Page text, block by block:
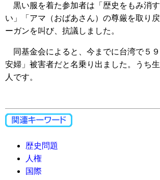
黒い服を着た参加者は「歴史をもみ消
い」「アマ（おばあさん）の尊厳を取り
ーガンを叫び、抗議しました。
同基金会によると、今までに台湾で５
安婦」被害者だと名乗り出ました。うち
人です。
歴史問題
人権
国際